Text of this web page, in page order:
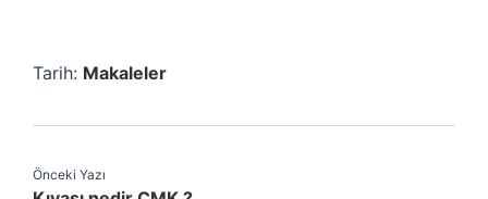
Tarih: Makaleler
Önceki Yazı